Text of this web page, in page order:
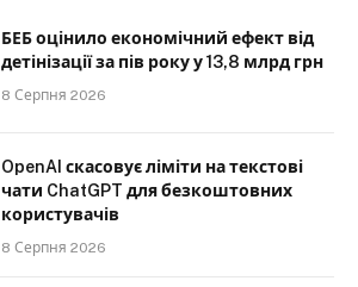
БЕБ оцінило економічний ефект від
детінізації за пів року у 13,8 млрд грн
8 Серпня 2026
OpenAI скасовує ліміти на текстові
чати ChatGPT для безкоштовних
користувачів
8 Серпня 2026